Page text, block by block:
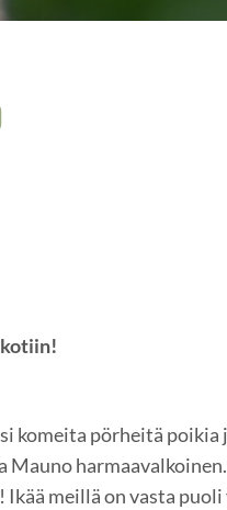
komeita pörheitä poikia
Mauno
meillä on vasta